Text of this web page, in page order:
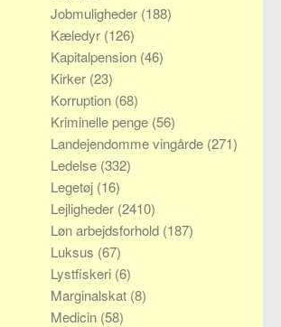
Jobmuligheder (188)
Kæledyr (126)
Kapitalpension (46)
Kirker (23)
Korruption (68)
Kriminelle penge (56)
Landejendomme vingårde (271)
Ledelse (332)
Legetøj (16)
Lejligheder (2410)
Løn arbejdsforhold (187)
Luksus (67)
Lystfiskeri (6)
Marginalskat (8)
Medicin (58)